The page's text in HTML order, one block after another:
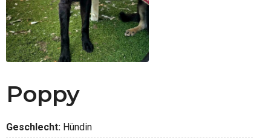
Poppy
Geschlecht: Hündin